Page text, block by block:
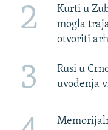
2
Kurti u
mogla
otvoriti
3
Rusi u
uvođenja